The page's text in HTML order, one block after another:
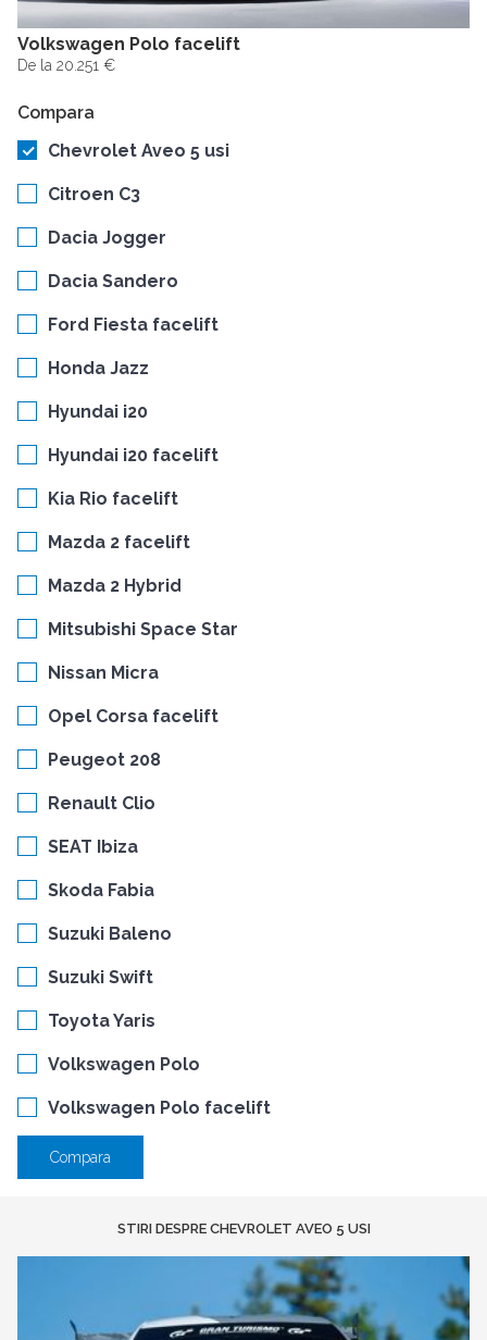
Volkswagen Polo facelift
De la 20.251 €
Compara
Chevrolet Aveo 5 usi
Citroen C3
Dacia Jogger
Dacia Sandero
Ford Fiesta facelift
Honda Jazz
Hyundai i20
Hyundai i20 facelift
Kia Rio facelift
Mazda 2 facelift
Mazda 2 Hybrid
Mitsubishi Space Star
Nissan Micra
Opel Corsa facelift
Peugeot 208
Renault Clio
SEAT Ibiza
Skoda Fabia
Suzuki Baleno
Suzuki Swift
Toyota Yaris
Volkswagen Polo
Volkswagen Polo facelift
Compara
STIRI DESPRE CHEVROLET AVEO 5 USI